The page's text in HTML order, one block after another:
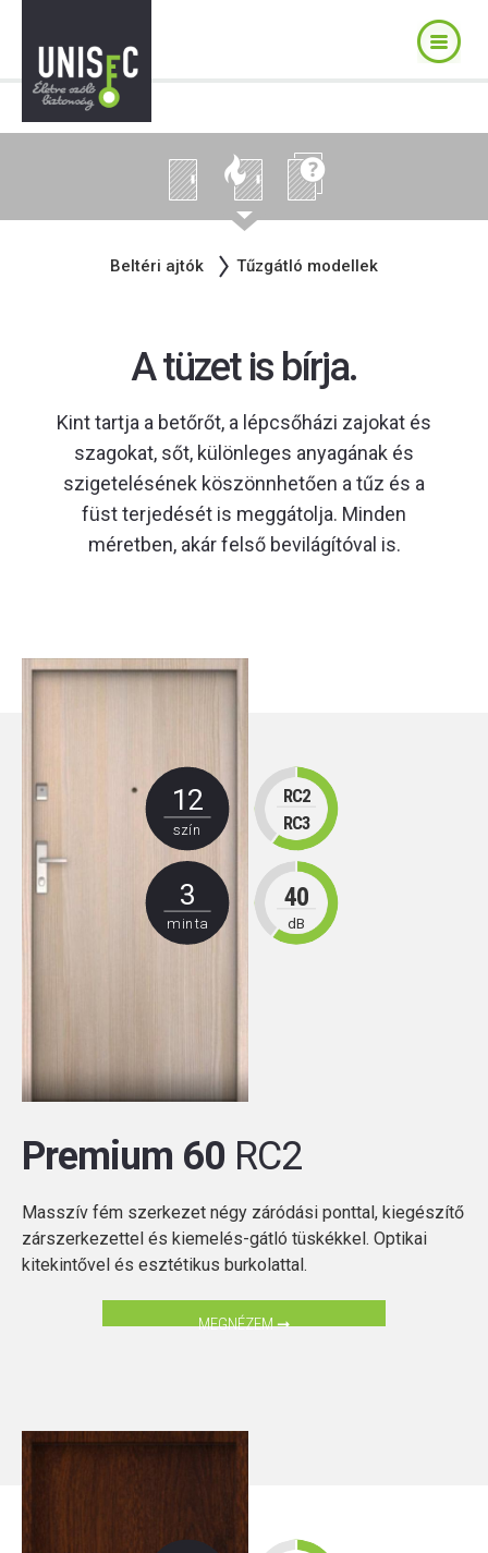
Beltéri ajtók Tűzgátló modellek
A tüzet is bírja.
Kint tartja a betőrőt, a lépcsőházi zajokat és
szagokat, sőt, különleges anyagának és
szigetelésének köszönnhetően a tűz és a
füst terjedését is meggátolja. Minden
méretben, akár felső bevilágítóval is.
Premium 60 RC2
Masszív fém szerkezet négy záródási ponttal, kiegészítő
zárszerkezettel és kiemelés-gátló tüskékkel. Optikai
kitekintővel és esztétikus burkolattal.
MEGNÉZEM ➞
RC2
RC3
40
dB
12
szín
3
minta